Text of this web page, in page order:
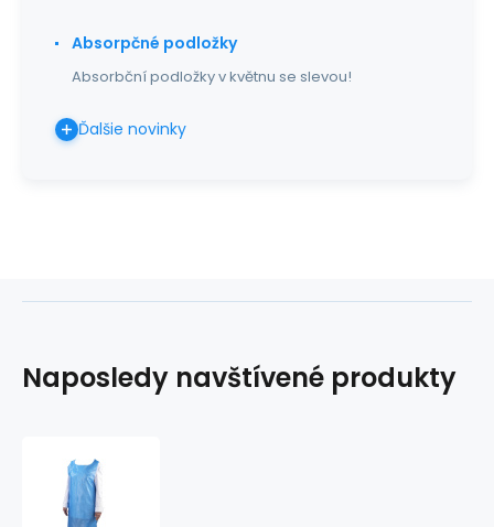
Absorpčné podložky
Absorbční podložky v květnu se slevou!
Ďalšie novinky
Naposledy navštívené produkty